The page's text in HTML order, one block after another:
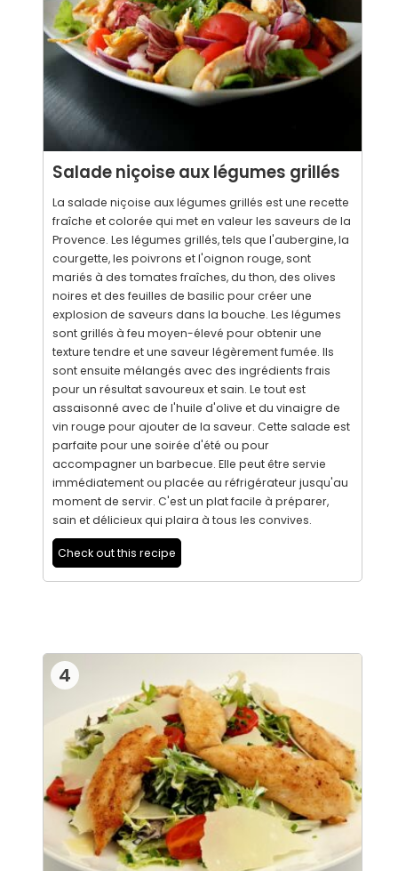
Salade niçoise aux légumes grillés
La salade niçoise aux légumes grillés est une recette
fraîche et colorée qui met en valeur les saveurs de la
Provence. Les légumes grillés, tels que l'aubergine, la
courgette, les poivrons et l'oignon rouge, sont
mariés à des tomates fraîches, du thon, des olives
noires et des feuilles de basilic pour créer une
explosion de saveurs dans la bouche. Les légumes
sont grillés à feu moyen-élevé pour obtenir une
texture tendre et une saveur légèrement fumée. Ils
sont ensuite mélangés avec des ingrédients frais
pour un résultat savoureux et sain. Le tout est
assaisonné avec de l'huile d'olive et du vinaigre de
vin rouge pour ajouter de la saveur. Cette salade est
parfaite pour une soirée d'été ou pour
accompagner un barbecue. Elle peut être servie
immédiatement ou placée au réfrigérateur jusqu'au
moment de servir. C'est un plat facile à préparer,
sain et délicieux qui plaira à tous les convives.
Check out this recipe
4